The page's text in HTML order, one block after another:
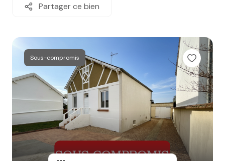
estimation
e-mail
agence
honoraires
contact
Partager ce bien
Sous-compromis